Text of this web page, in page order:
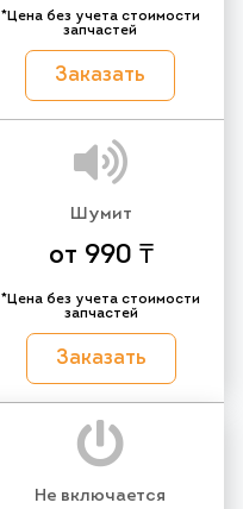
*Цена без учета стоимости
запчастей
Заказать
Шумит
от 990 ₸
*Цена без учета стоимости
запчастей
Заказать
Не включается